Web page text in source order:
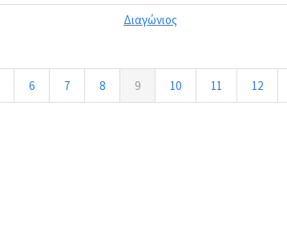
Διαγώνιος
6 7 8 9 10 11 12